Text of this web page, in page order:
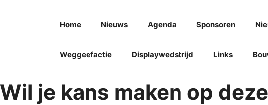
Home Nieuws Agenda Sponsoren
Weggeefactie Displaywedstrijd Links
Wil je kans maken op